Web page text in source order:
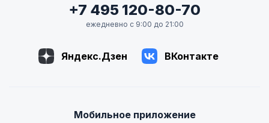
+7 495 120-80-70
ежедневно с 9:00 до 21:00
Яндекс.Дзен ВКонтакте
Мобильное приложение